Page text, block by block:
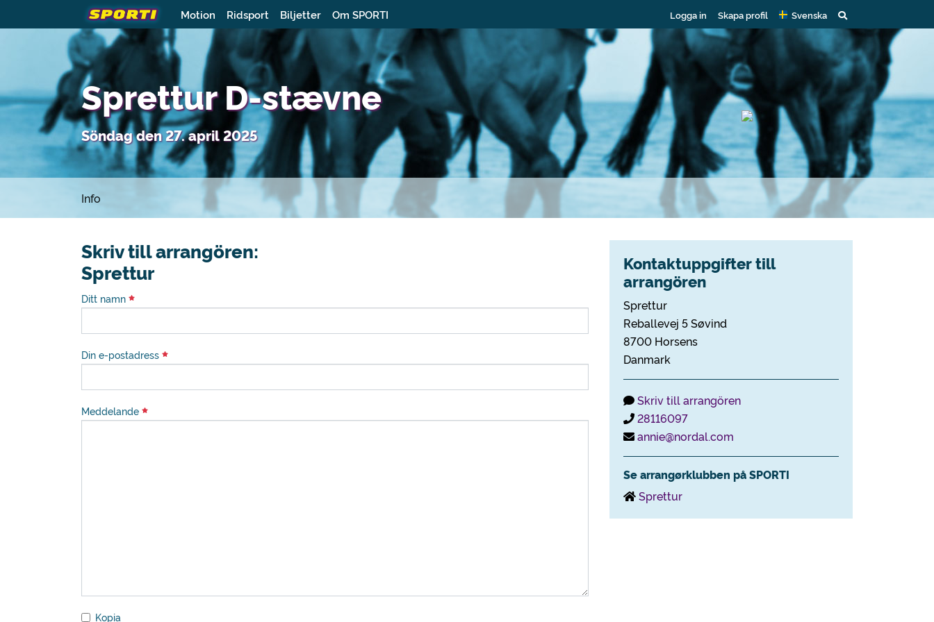
Motion Ridsport Biljetter Om SPORTI Logga in Skapa profil Svenska
Sprettur D-stævne
Söndag den 27. april 2025
Info
Skriv till arrangören:
Sprettur
Ditt namn
Din e-postadress
Meddelande
Kopia
Kontaktuppgifter till
arrangören
Sprettur
Reballevej 5 Søvind
8700 Horsens
Danmark
Skriv till arrangören
28116097
annie@nordal.com
Se arrangørklubben på SPORTI
Sprettur